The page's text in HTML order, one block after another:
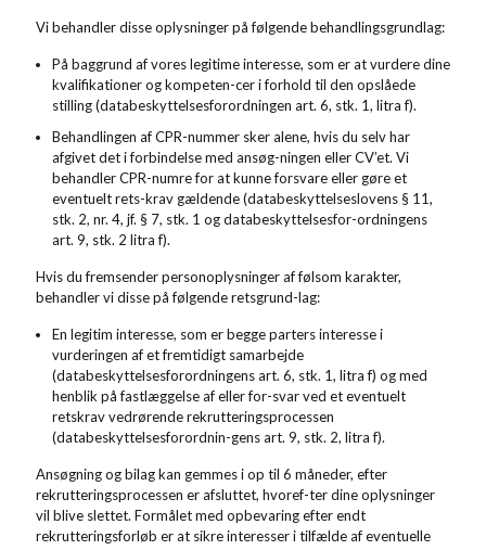
Vi behandler disse oplysninger på følgende behandlingsgrundlag:
På baggrund af vores legitime interesse, som er at vurdere dine
kvalifikationer og kompeten-cer i forhold til den opslåede
stilling (databeskyttelsesforordningen art. 6, stk. 1, litra f).
Behandlingen af CPR-nummer sker alene, hvis du selv har
afgivet det i forbindelse med ansøg-ningen eller CV’et. Vi
behandler CPR-numre for at kunne forsvare eller gøre et
eventuelt rets-krav gældende (databeskyttelseslovens § 11,
stk. 2, nr. 4, jf. § 7, stk. 1 og databeskyttelsesfor-ordningens
art. 9, stk. 2 litra f).
Hvis du fremsender personoplysninger af følsom karakter,
behandler vi disse på følgende retsgrund-lag:
En legitim interesse, som er begge parters interesse i
vurderingen af et fremtidigt samarbejde
(databeskyttelsesforordningens art. 6, stk. 1, litra f) og med
henblik på fastlæggelse af eller for-svar ved et eventuelt
retskrav vedrørende rekrutteringsprocessen
(databeskyttelsesforordnin-gens art. 9, stk. 2, litra f).
Ansøgning og bilag kan gemmes i op til 6 måneder, efter
rekrutteringsprocessen er afsluttet, hvoref-ter dine oplysninger
vil blive slettet. Formålet med opbevaring efter endt
rekrutteringsforløb er at sikre interesser i tilfælde af eventuelle